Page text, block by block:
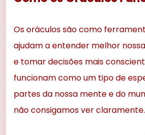
Os oráculos são como
ajudam a entender melhor
e tomar decisões mais
funcionam como um tipo de
partes da nossa mente e do
não consigamos ver claramente.